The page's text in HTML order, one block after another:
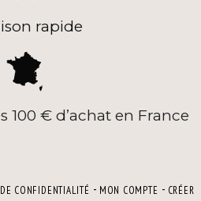
rapide
100 € d’achat en France
CONFIDENTIALITÉ MON COMPTE CRÉER